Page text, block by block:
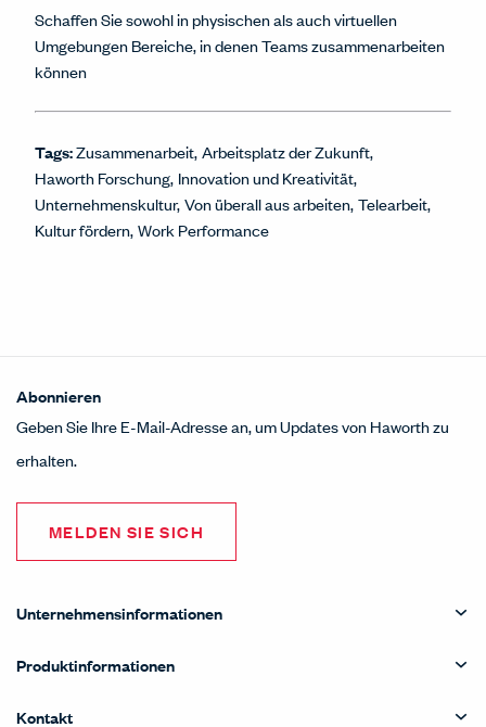
Schaffen Sie sowohl in physischen als auch virtuellen
Umgebungen Bereiche, in denen Teams zusammenarbeiten
können
Tags:Zusammenarbeit Arbeitsplatz der Zukunft
Haworth Forschung Innovation und Kreativität
Unternehmenskultur Von überall aus arbeiten Telearbeit
Kultur fördern Work Performance
Abonnieren
Geben Sie Ihre E-Mail-Adresse an, um Updates von Haworth zu
erhalten.
MELDEN SIE SICH
Unternehmensinformationen
Produktinformationen
Kontakt